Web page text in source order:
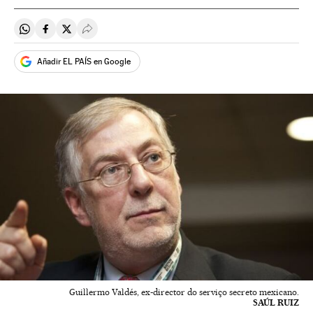
Compartir en Whatsapp
Compartir en Facebook
Compartir en Twitter
Desplegar Redes Sociales
Añadir EL PAÍS en Google
Guillermo Valdés, ex-director do serviço secreto mexicano.
SAÚL RUIZ